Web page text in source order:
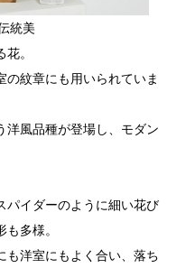
統美
。
紋章にも用いられていま
洋風品種が登場し、モダン
パイダーのように細い花び
多様。
も洋室にもよく合い、落ち